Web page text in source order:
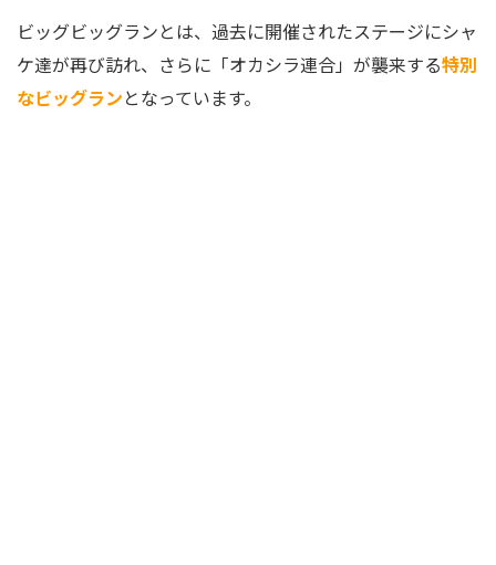
ビッグビッグランとは、過去に開催されたステージにシャ
ケ達が再び訪れ、さらに「オカシラ連合」が襲来する特別
なビッグランとなっています。